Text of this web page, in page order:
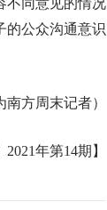
不同意见的情况
的公众沟通意识
方周末记者）
年第14期】